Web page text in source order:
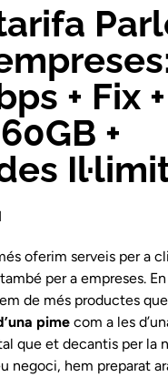
+ Fix +
+
oferim serveis per a
per a empreses.
de més productes que
pime com a les
que et decantis per la
negoci, hem preparat